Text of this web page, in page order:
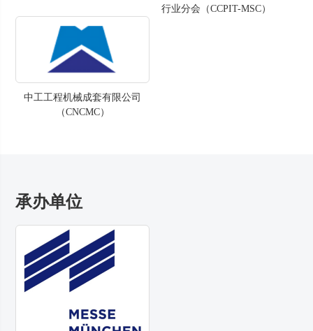
行业分会（CCPIT-MSC）
中工工程机械成套有限公司
（CNCMC）
承办单位